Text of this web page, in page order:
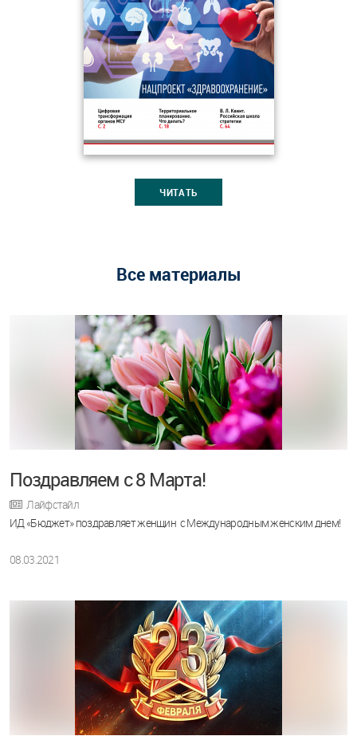
ЧИТАТЬ
Все материалы
Поздравляем с 8 Марта!
Лайфстайл
ИД «Бюджет» поздравляет женщин с Международным женским днем!
08.03.2021